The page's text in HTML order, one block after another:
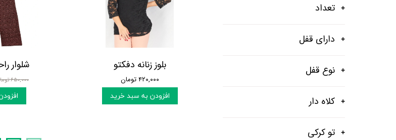
تعداد
دارای قفل
نوع قفل
کلاه دار
تو کرکی
بلوز زنانه دفکتو
۴۲۰,۰۰۰ تومان
افزودن به سبد خرید
شلوار
۶۵۰,۰۰۰ تومان